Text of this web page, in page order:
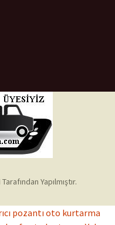
Yapılmıştır.
pozantı oto kurtarma